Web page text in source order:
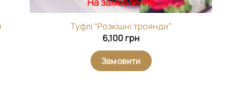
Туфлі “Розкішні троянди”
6,100 грн
Замовити